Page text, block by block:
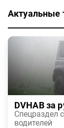
Актуальные
DVHAB за
Спецраздел
водителей